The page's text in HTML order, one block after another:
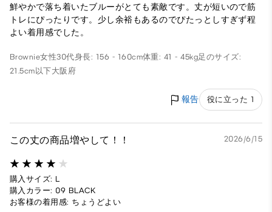
鮮やかで落ち着いたブルーがとても素敵です。丈が短いので筋
トレにぴったりです。少し余裕もあるのでぴたっとしすぎず程
よい着用感でした。
Brownie女性30代身長: 156 - 160cm体重: 41 - 45kg足のサイズ:
21.5cm以下大阪府
報告 役に立った 1
この丈の商品増やして！！ 2026/6/15
購入サイズ: L
購入カラー: 09 BLACK
お客様の着用感: ちょうどよい